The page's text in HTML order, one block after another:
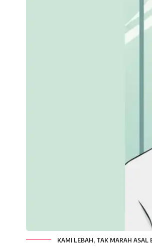
KAMI LEBAH, TAK MARAH ASAL